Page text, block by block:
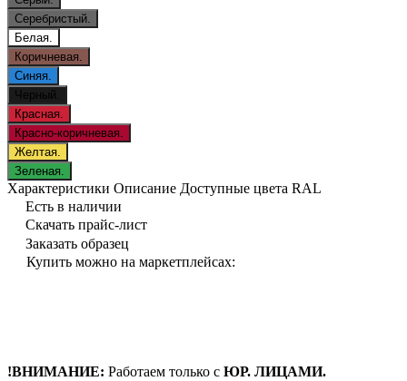
Серебристый.
Белая.
Коричневая.
Синяя.
Черный.
Красная.
Красно-коричневая.
Желтая.
Зеленая.
Характеристики Описание Доступные цвета RAL
Есть в наличии
Скачать прайс-лист
Заказать образец
Купить можно на маркетплейсах:
!ВНИМАНИЕ: Работаем только с ЮР. ЛИЦАМИ.